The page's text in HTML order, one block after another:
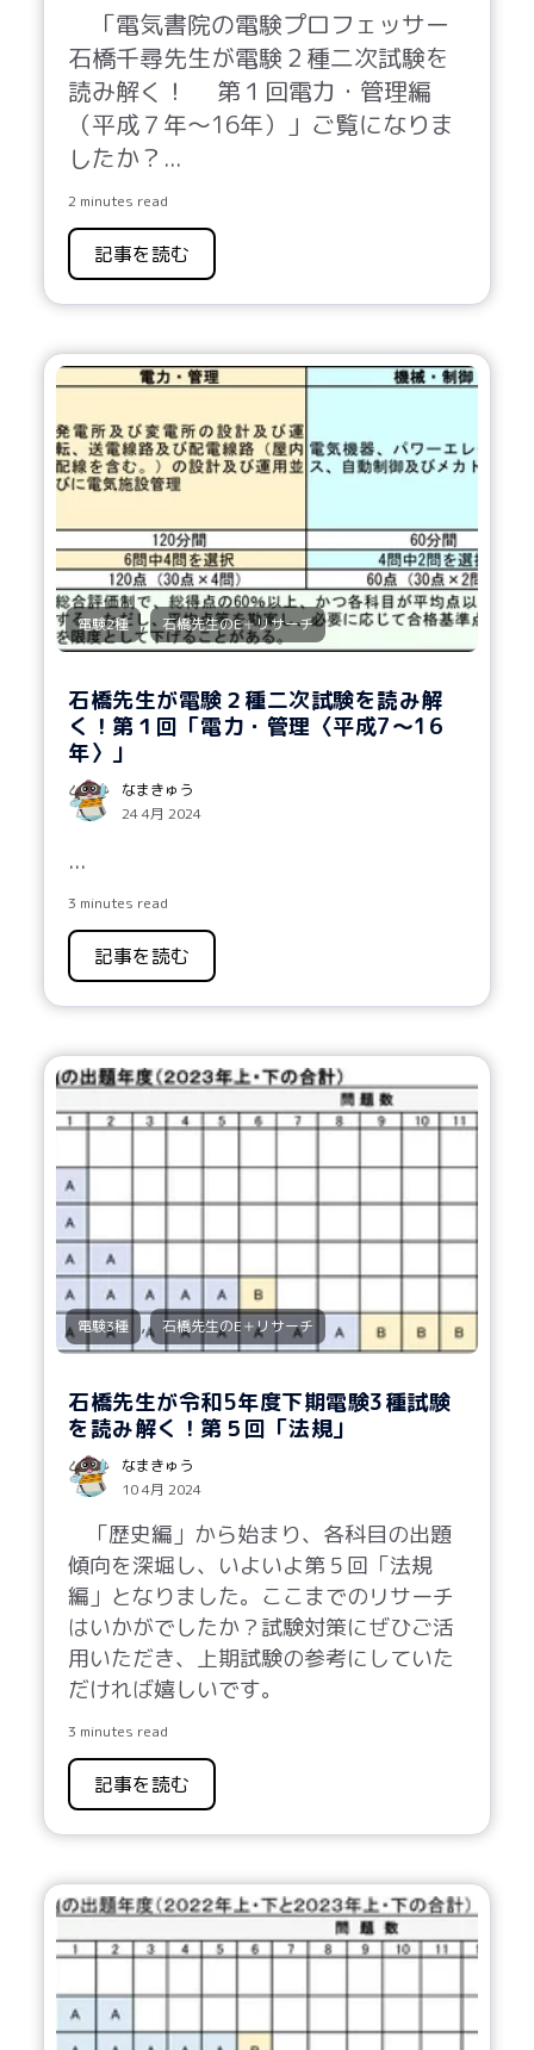
「電気書院の電験プロフェッサー
石橋千尋先生が電験２種二次試験を
読み解く！ 第１回電力・管理編
（平成７年～16年）」ご覧になりま
したか？ ...
2 minutes read
記事を読む
電験2種 , 石橋先生のE＋リサーチ
石橋先生が電験２種二次試験を読み解
く！第１回「電力・管理〈平成7～16
年〉」
なまきゅう
24 4月 2024
...
3 minutes read
記事を読む
電験3種 , 石橋先生のE＋リサーチ
石橋先生が令和5年度下期電験3種試験
を読み解く！第５回「法規」
なまきゅう
10 4月 2024
「歴史編」から始まり、各科目の出題
傾向を深堀し、いよいよ第５回「法規
編」となりました。ここまでのリサーチ
はいかがでしたか？試験対策にぜひご活
用いただき、上期試験の参考にしていた
だければ嬉しいです。
3 minutes read
記事を読む